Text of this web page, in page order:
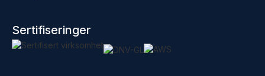
Sertifiseringer